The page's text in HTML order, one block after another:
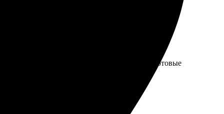
обработка заказов, всего за пару дней готовые